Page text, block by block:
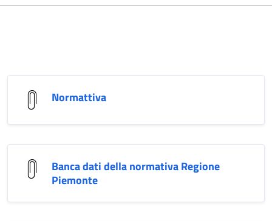
Normattiva
Banca dati della normativa Regione
Piemonte